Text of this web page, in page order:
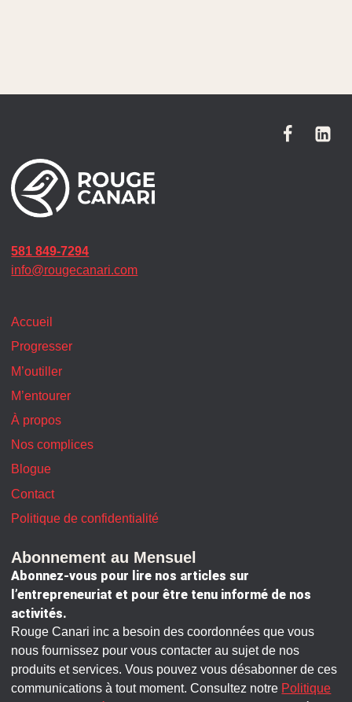
581 849-7294
info@rougecanari.com
Accueil
Progresser
M’outiller
M’entourer
À propos
Nos complices
Blogue
Contact
Politique de confidentialité
Abonnement au Mensuel
Abonnez-vous pour lire nos articles sur
l’entrepreneuriat et pour être tenu informé de nos
activités.
Rouge Canari inc a besoin des coordonnées que vous
nous fournissez pour vous contacter au sujet de nos
produits et services. Vous pouvez vous désabonner de ces
communications à tout moment. Consultez notre Politique